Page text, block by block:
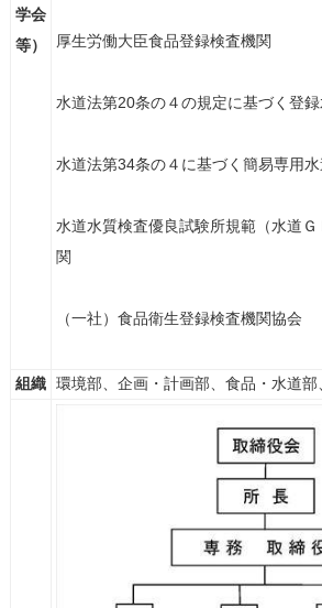
学会
等）
厚生労働大臣食品登録検査機関
水道法第20条の４の規定に基づく登
水道法第34条の４に基づく簡易専用
水道水質検査優良試験所規範（水道
関
（一社）食品衛生登録検査機関協会
組織 環境部、企画・計画部、食品・水道部